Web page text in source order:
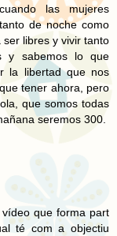
las mujeres
de noche como
libres y vivir tanto
y sabemos lo que
la libertad que nos
tener ahora, pero
que somos todas
seremos 300.
que forma part
té com a objectiu